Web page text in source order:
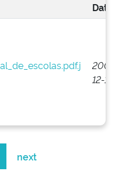
Date
12-15
next